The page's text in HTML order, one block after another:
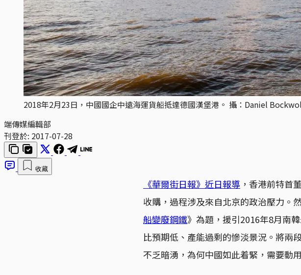
2018年2月23日，中國國企中遠海運貨船抵達德國漢堡港。 攝：Daniel
端傳媒編輯部
刊登於: 2017-07-28
收藏
《華爾街日報》近日報導 ，香港前特首
收購，過程涉及來自北京的政治壓力。
船變廢鋼鐵》為題，援引2016年8月南
比預期低、產能過剩的慘淡景況。將兩
不乏暗湧，為何中國如此着緊，需要動